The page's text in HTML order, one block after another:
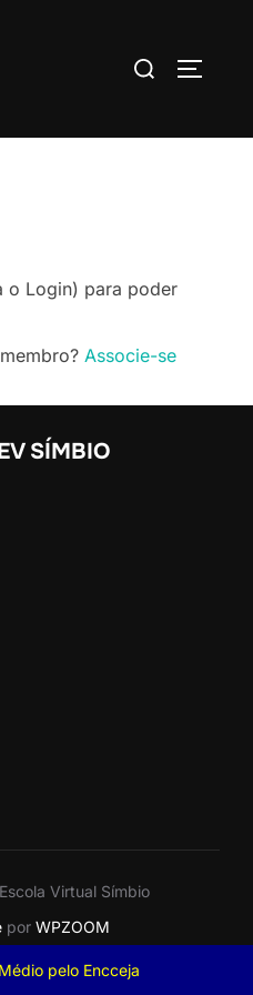
pelo Encceja
Pesquisar
o Login) para poder
Associe-se
SÍMBIO
Virtual Símbio
por WPZOOM